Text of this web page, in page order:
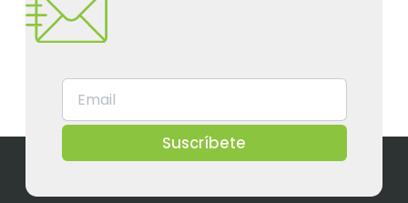
Suscríbete